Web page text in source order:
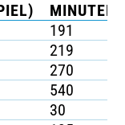
MINUTEN
191
219
270
540
30